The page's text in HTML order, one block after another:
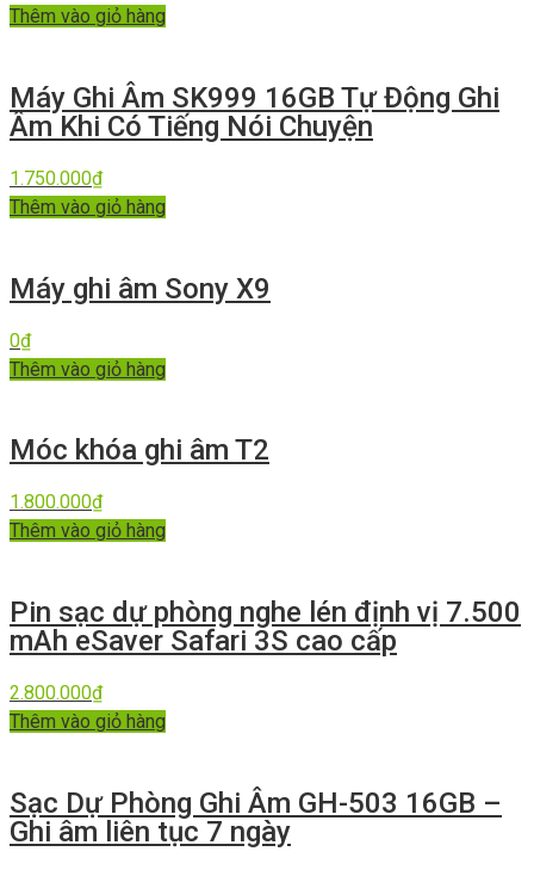
Thêm vào giỏ hàng
Máy Ghi Âm SK999 16GB Tự Động Ghi
Âm Khi Có Tiếng Nói Chuyện
1.750.000₫
Thêm vào giỏ hàng
Máy ghi âm Sony X9
0₫
Thêm vào giỏ hàng
Móc khóa ghi âm T2
1.800.000₫
Thêm vào giỏ hàng
Pin sạc dự phòng nghe lén định vị 7.500
mAh eSaver Safari 3S cao cấp
2.800.000₫
Thêm vào giỏ hàng
Sạc Dự Phòng Ghi Âm GH-503 16GB –
Ghi âm liên tục 7 ngày